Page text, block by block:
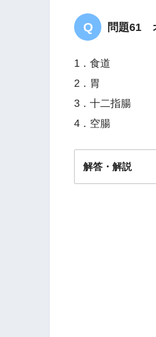
問題61
1．食道
2．胃
3．十二指腸
4．空腸
解答・解説